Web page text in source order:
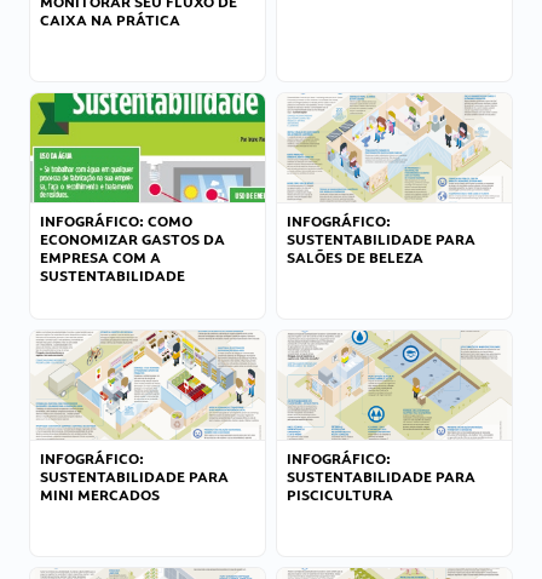
CAIXA NA PRÁTICA
INFOGRÁFICO: COMO
ECONOMIZAR GASTOS DA
EMPRESA COM A
SUSTENTABILIDADE
INFOGRÁFICO:
SUSTENTABILIDADE PARA
SALÕES DE BELEZA
INFOGRÁFICO:
SUSTENTABILIDADE PARA
MINI MERCADOS
INFOGRÁFICO:
SUSTENTABILIDADE PARA
PISCICULTURA